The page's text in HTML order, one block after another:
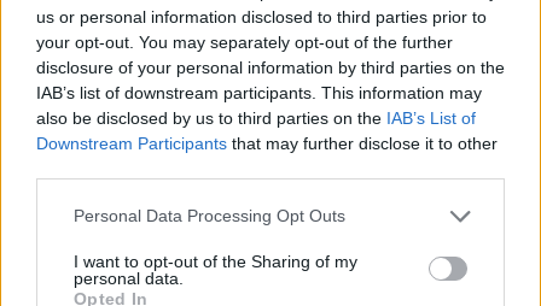
us or personal information disclosed to third parties prior to
your opt-out. You may separately opt-out of the further
disclosure of your personal information by third parties on the
IAB’s list of downstream participants. This information may
also be disclosed by us to third parties on the IAB’s List of
Downstream Participants that may further disclose it to other
Please note that this website/app uses one or more Google
not limited to your visit or usage behaviour. You may click to
grant or deny consent to Google and its third-party tags to
Personal Data Processing Opt Outs
I want to opt-out of the Sharing of my
personal data.
Opted In
nyári átigazolási időszakban. Holland és izraeli sajtóhírek szerint
egy […]
2026.06.08 10:09
Megosztás: